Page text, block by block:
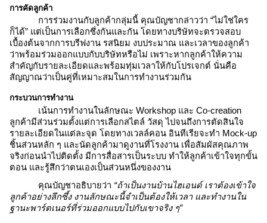
การคัดลูกค้า
การร่วมงานกับลูกค้ากลุ่มนี้ คุณบัญชากล่าวว่า “ไม่ใช่ใคร
ก็ได้” แต่เป็นการเลือกซึ่งกันและกัน โดยทางบริษัทจะตรวจสอบ
เบื้องต้นจากการบรีฟงาน รสนิยม งบประมาณ และเวลาของลูกค้า
ว่าพร้อมร่วมออกแบบกับบริษัทหรือไม่ เพราะหากลูกค้าให้ความ
สำคัญกับรายละเอียดและพร้อมทุ่มเวลาให้กับโปรเจกต์ นั่นคือ
สัญญาณว่าเป็นคู่ที่เหมาะสมในการทำงานร่วมกัน
กระบวนการทำงาน
เน้นการทำงานในลักษณะ Workshop และ Co-creation
ลูกค้ามีส่วนร่วมตั้งแต่การเลือกสไตล์ วัสดุ ไปจนถึงการตัดสินใจ
รายละเอียดในแต่ละจุด โดยทางเวลล์คอน อินทีเรียจะทำ Mock-up
ชิ้นส่วนหลัก ๆ และนัดลูกค้ามาดูงานที่โรงงาน เพื่อสัมผัสคุณภาพ
จริงก่อนนำไปติดตั้ง มีการสื่อสารเป็นระบบ ทำให้ลูกค้าเข้าใจทุกขั้น
ตอน และรู้สึกว่าตนเองเป็นส่วนหนึ่งของงาน
คุณบัญชาอธิบายว่า “ถ้าเป็นงานบ้านไฮเอนด์ เราต้องเข้าใจ
ลูกค้าอย่างลึกซึ้ง งานลักษณะนี้จำเป็นต้องให้เวลา และทำงานใน
ฐานะพาร์ตเนอร์ที่ร่วมออกแบบไปกับเขาจริง ๆ”